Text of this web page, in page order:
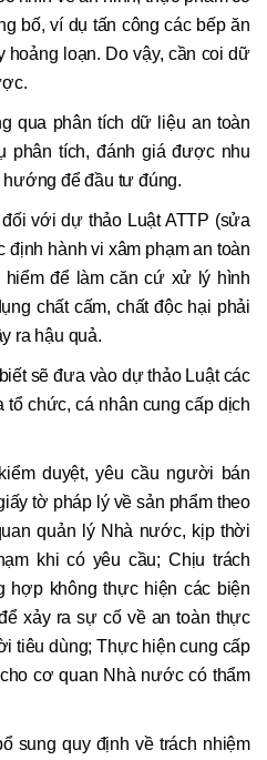
bố, ví dụ tấn công các bếp ăn
hoảng loạn. Do vậy, cần coi dữ
qua phân tích dữ liệu an toàn
phân tích, đánh giá được nhu
để đầu tư đúng.
với dự thảo Luật ATTP (sửa
định hành vi xâm phạm an toàn
để làm căn cứ xử lý hình
chất cấm, chất độc hại phải
ra hậu quả.
sẽ đưa vào dự thảo Luật các
tổ chức, cá nhân cung cấp dịch
duyệt, yêu cầu người bán
tờ pháp lý về sản phẩm theo
quản lý Nhà nước, kịp thời
khi có yêu cầu; Chịu trách
hợp không thực hiện các biện
xảy ra sự cố về an toàn thực
tiêu dùng; Thực hiện cung cấp
cơ quan Nhà nước có thẩm
sung quy định về trách nhiệm